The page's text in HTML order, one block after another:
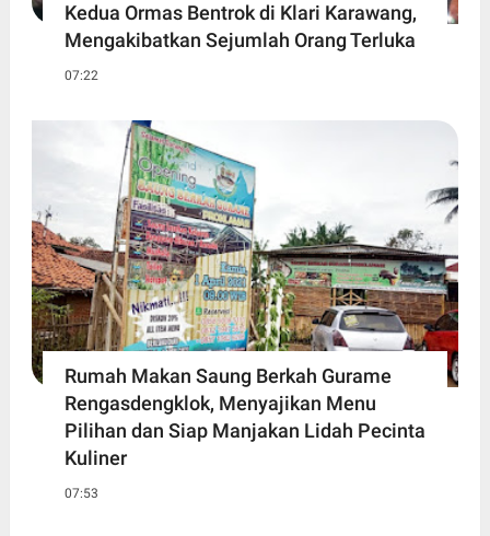
Kedua Ormas Bentrok di Klari Karawang,
Mengakibatkan Sejumlah Orang Terluka
07:22
Rumah Makan Saung Berkah Gurame
Rengasdengklok, Menyajikan Menu
Pilihan dan Siap Manjakan Lidah Pecinta
Kuliner
07:53